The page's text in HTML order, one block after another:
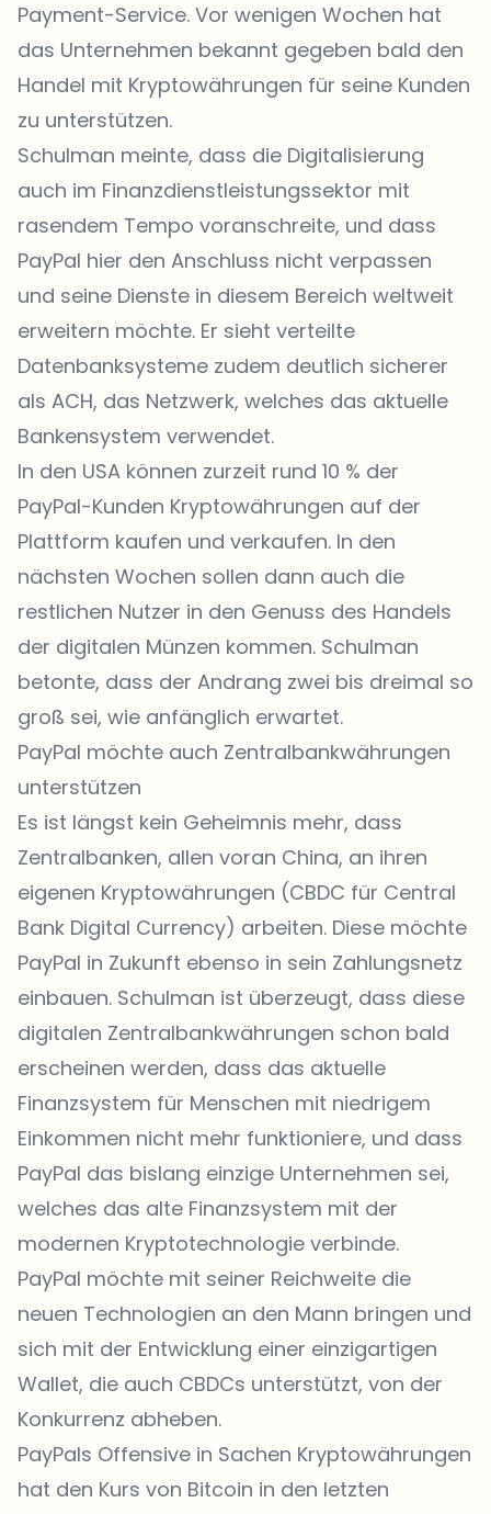
Payment-Service. Vor wenigen Wochen hat
das Unternehmen bekannt gegeben bald den
Handel mit Kryptowährungen für seine Kunden
zu unterstützen.
Schulman meinte, dass die Digitalisierung
auch im Finanzdienstleistungssektor mit
rasendem Tempo voranschreite, und dass
PayPal hier den Anschluss nicht verpassen
und seine Dienste in diesem Bereich weltweit
erweitern möchte. Er sieht verteilte
Datenbanksysteme zudem deutlich sicherer
als ACH, das Netzwerk, welches das aktuelle
Bankensystem verwendet.
In den USA können zurzeit rund 10 % der
PayPal-Kunden Kryptowährungen auf der
Plattform kaufen und verkaufen. In den
nächsten Wochen sollen dann auch die
restlichen Nutzer in den Genuss des Handels
der digitalen Münzen kommen. Schulman
betonte, dass der Andrang zwei bis dreimal so
groß sei, wie anfänglich erwartet.
PayPal möchte auch Zentralbankwährungen
unterstützen
Es ist längst kein Geheimnis mehr, dass
Zentralbanken, allen voran China, an ihren
eigenen Kryptowährungen (CBDC für Central
Bank Digital Currency) arbeiten. Diese möchte
PayPal in Zukunft ebenso in sein Zahlungsnetz
einbauen. Schulman ist überzeugt, dass diese
digitalen Zentralbankwährungen schon bald
erscheinen werden, dass das aktuelle
Finanzsystem für Menschen mit niedrigem
Einkommen nicht mehr funktioniere, und dass
PayPal das bislang einzige Unternehmen sei,
welches das alte Finanzsystem mit der
modernen Kryptotechnologie verbinde.
PayPal möchte mit seiner Reichweite die
neuen Technologien an den Mann bringen und
sich mit der Entwicklung einer einzigartigen
Wallet, die auch CBDCs unterstützt, von der
Konkurrenz abheben.
PayPals Offensive in Sachen Kryptowährungen
hat den Kurs von Bitcoin in den letzten